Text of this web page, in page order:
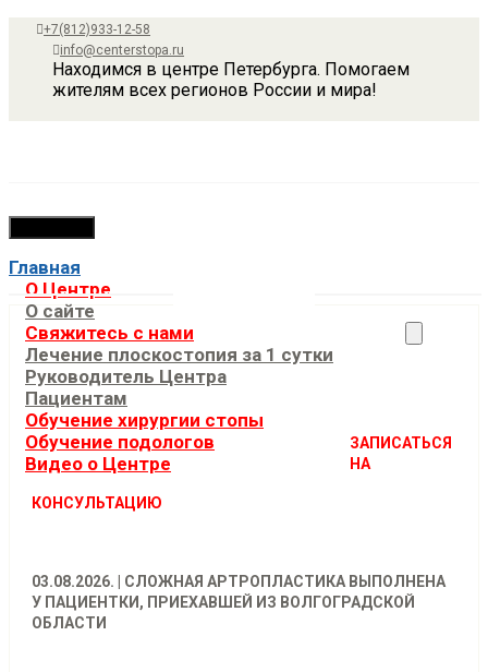
+7(812)933-12-58
info@centerstopa.ru
Находимся в центре Петербурга. Помогаем
жителям всех регионов России и мира!
Главная
О Центре
О сайте
Свяжитесь с нами
Лечение плоскостопия за 1 сутки
Руководитель Центра
Пациентам
Обучение хирургии стопы
Oбучение подологов
Видео о Центре
ЗАПИСАТЬСЯ
НА
КОНСУЛЬТАЦИЮ
03.08.2026. | СЛОЖНАЯ АРТРОПЛАСТИКА ВЫПОЛНЕНА
У ПАЦИЕНТКИ, ПРИЕХАВШЕЙ ИЗ ВОЛГОГРАДСКОЙ
ОБЛАСТИ